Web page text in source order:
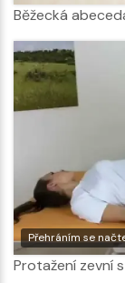
Běžecká
Přehráním se
Protažení zevní